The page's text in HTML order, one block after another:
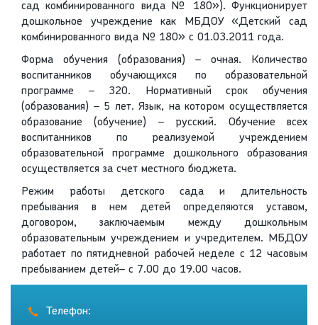
сад комбинированного вида № 180»). Функционирует
дошкольное учреждение как МБДОУ «Детский сад
комбинированного вида № 180» с 01.03.2011 года.
Форма обучения (образования) – очная. Количество
воспитанников обучающихся по образовательной
программе – 320. Нормативный срок обучения
(образования) – 5 лет. Язык, на котором осуществляется
образование (обучение) – русский. Обучение всех
воспитанников по реализуемой учреждением
образовательной программе дошкольного образования
осуществляется за счет местного бюджета.
Режим работы детского сада и длительность
пребывания в нем детей определяются уставом,
договором, заключаемым между дошкольным
образовательным учреждением и учредителем. МБДОУ
работает по пятидневной рабочей неделе с 12 часовым
пребыванием детей– с 7.00 до 19.00 часов.
Телефон: